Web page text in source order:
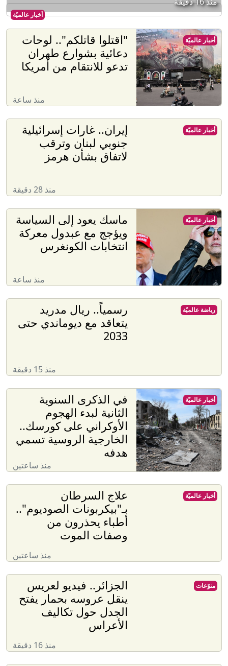
أخبار عالميّة
"اقتلوا قاتلكم".. لوحات
دعائية بشوارع طهران
تدعو للانتقام من أمريكا
منذ ساعة
أخبار عالميّة
إيران.. غارات إسرائيلية
جنوبي لبنان وترقب
لاتفاق بشأن هرمز
منذ 28 دقيقة
أخبار عالميّة
ماسك يعود إلى السياسة
ويؤجج مع عبدول معركة
انتخابات الكونغرس
منذ ساعة
أخبار عالميّة
رسمياً.. ريال مدريد
يتعاقد مع ديوماندي حتى
2033
منذ 15 دقيقة
رياضة عالميّة
في الذكرى السنوية
الثانية لبدء الهجوم
الأوكراني على كورسك..
الخارجية الروسية تسمي
هدفه
منذ ساعتين
أخبار عالميّة
علاج السرطان
بـ"بيكربونات الصوديوم"..
أطباء يحذرون من
وصفات الموت
منذ ساعتين
أخبار عالميّة
الجزائر.. فيديو لعريس
ينقل عروسه بحمار يفتح
الجدل حول تكاليف
الأعراس
منذ 16 دقيقة
منوّعات